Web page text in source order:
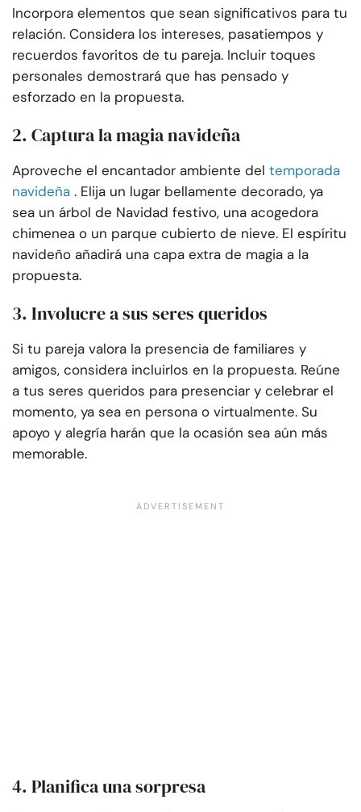
Incorpora elementos que sean significativos para tu
relación. Considera los intereses, pasatiempos y
recuerdos favoritos de tu pareja. Incluir toques
personales demostrará que has pensado y
esforzado en la propuesta.
2. Captura la magia navideña
Aproveche el encantador ambiente del temporada
navideña . Elija un lugar bellamente decorado, ya
sea un árbol de Navidad festivo, una acogedora
chimenea o un parque cubierto de nieve. El espíritu
navideño añadirá una capa extra de magia a la
propuesta.
3. Involucre a sus seres queridos
Si tu pareja valora la presencia de familiares y
amigos, considera incluirlos en la propuesta. Reúne
a tus seres queridos para presenciar y celebrar el
momento, ya sea en persona o virtualmente. Su
apoyo y alegría harán que la ocasión sea aún más
memorable.
4. Planifica una sorpresa